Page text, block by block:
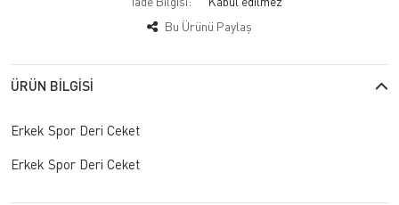
Bu Ürünü Paylaş
ÜRÜN BILGISI
Erkek Spor Deri Ceket
Erkek Spor Deri Ceket